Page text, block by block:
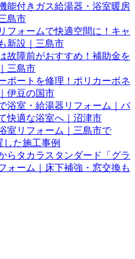
能付きガス給湯器・浴室暖房
島市
フォームで快適空間に！キャ
新設｜三島市
故障前がおすすめ！補助金を
三島市
ポートを修理！ポリカーボネ
伊豆の国市
浴室・給湯器リフォーム｜バ
快適な浴室へ｜沼津市
室リフォーム｜三島市で
た施工事例
らタカラスタンダード「グラ
ォーム｜床下補強・窓交換も